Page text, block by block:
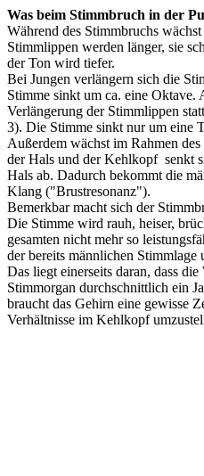
Was beim Stimmbruch in der
Während des Stimmbruchs
Stimmlippen werden länger, sie
der Ton wird tiefer.
Bei Jungen verlängern sich die
Stimme sinkt um ca. eine
Verlängerung der Stimmlippen
3). Die Stimme sinkt nur um eine
Außerdem wächst im Rahmen
der Hals und der Kehlkopf senkt
Hals ab. Dadurch bekommt die
Klang ("Brustresonanz").
Bemerkbar macht sich der
Die Stimme wird rauh, heiser,
gesamten nicht mehr so
der bereits männlichen Stimmlage
Das liegt einerseits daran, dass die
Stimmorgan durchschnittlich ein
braucht das Gehirn eine gewisse
Verhältnisse im Kehlkopf